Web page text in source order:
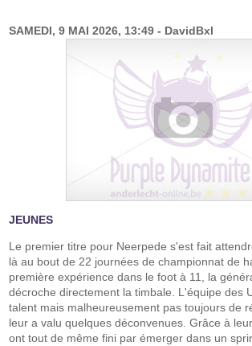
SAMEDI, 9 MAI 2026, 13:49 - DavidBxl
JEUNES
Le premier titre pour Neerpede s'est fait
là au bout de 22 journées de championnat de
première expérience dans le foot à 11, la
décroche directement la timbale. L'équipe des
talent mais malheureusement pas toujours de
leur a valu quelques déconvenues. Grâce à
ont tout de même fini par émerger dans un